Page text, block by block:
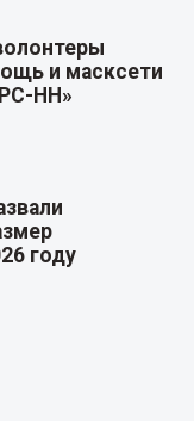
и масксети
НН»
году